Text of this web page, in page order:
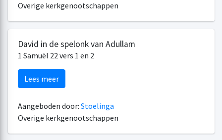
Overige kerkgenootschappen
David in de spelonk van Adullam
1 Samuël 22 vers 1 en 2
Lees meer
Aangeboden door: Stoelinga
Overige kerkgenootschappen